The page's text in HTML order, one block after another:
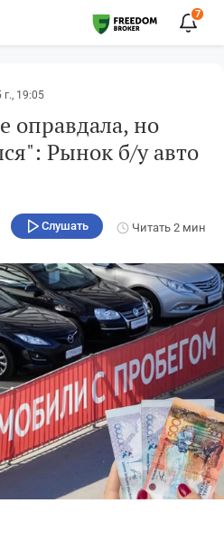
7
19:05
оправдала, но
Рынок б/у авто
Слушать Читать 2 мин